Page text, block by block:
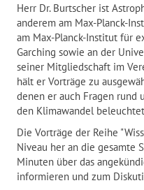
Herr Dr. Burtscher ist
anderem am Max-Planck-
am Max-Planck-Institut für
Garching sowie an der
seiner Mitgliedschaft im
hält er Vorträge zu
denen er auch Fragen
den Klimawandel
Die Vorträge der Reihe
Niveau her an die gesamte
Minuten über das
informieren und zum